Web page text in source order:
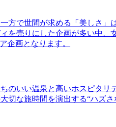
方で世間が求める「美しさ
売りにした企画が多い中
企画となります。
いい温泉と高いホスピタリ
な旅時間を演出する“ハズ